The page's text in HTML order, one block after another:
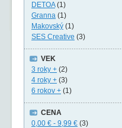
DETOA(1)
Granna (1)
Makovský (1)
SES Creative (3)
VEK
3 roky + (2)
4 roky + (3)
6 rokov + (1)
CENA
0,00 € - 9,99 € (3)